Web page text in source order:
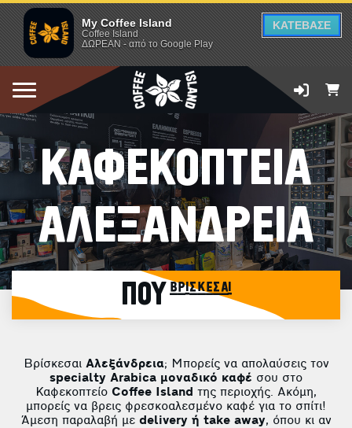
My Coffee Island
Coffee Island
ΔΩΡΕΑΝ - από το Google Play
ΚΑΤΕΒΑΣΕ
ΚΑΦΕΚΟΠΤΕΙΑ
ΑΛΕΞΑΝΔΡΕΙΑ
ΠΟΥ βρίσκεσαι
Βρίσκεσαι Αλεξάνδρεια; Μπορείς να απολαύσεις τον
specialty Arabica μοναδικό καφέ σου στο
Καφεκοπτείο Coffee Island της περιοχής. Ακόμη,
μπορείς να βρεις φρεσκοαλεσμένο καφέ για το σπίτι!
Άμεση παραλαβή με delivery ή take away, όπου κι αν